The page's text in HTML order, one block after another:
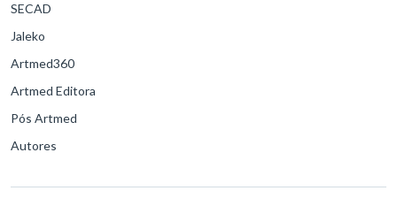
SECAD
Jaleko
Artmed360
Artmed Editora
Pós Artmed
Autores